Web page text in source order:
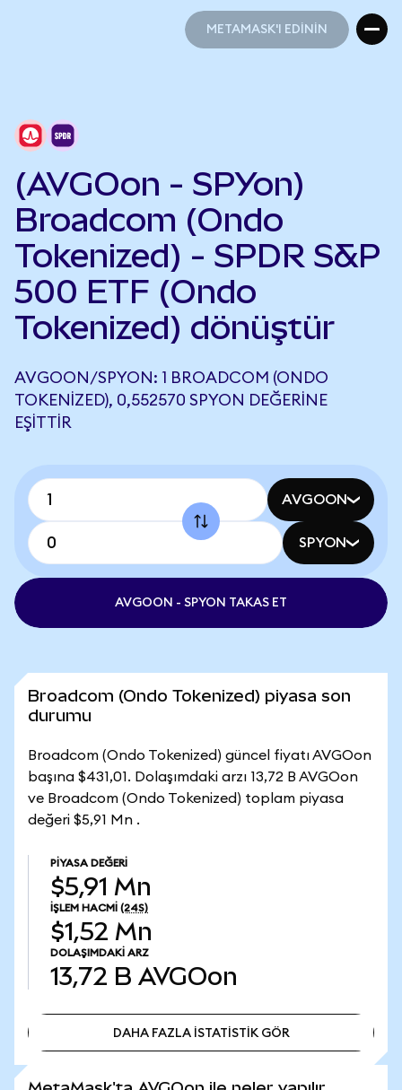
METAMASK'I EDİNİN
(AVGOon - SPYon)
Broadcom (Ondo
Tokenized) - SPDR S&P
500 ETF (Ondo
Tokenized) dönüştür
AVGOON/SPYON: 1 BROADCOM (ONDO
TOKENIZED), 0,552570 SPYON DEĞERINE
EŞITTIR
AVGOON
SPYON
AVGOON - SPYON TAKAS ET
Broadcom (Ondo Tokenized) piyasa son
durumu
Broadcom (Ondo Tokenized) güncel fiyatı AVGOon
başına $431,01. Dolaşımdaki arzı 13,72 B AVGOon
ve Broadcom (Ondo Tokenized) toplam piyasa
değeri $5,91 Mn .
PIYASA DEĞERI
$5,91 Mn
İŞLEM HACMI (24S)
$1,52 Mn
DOLAŞIMDAKI ARZ
13,72 B AVGOon
DAHA FAZLA İSTATİSTİK GÖR